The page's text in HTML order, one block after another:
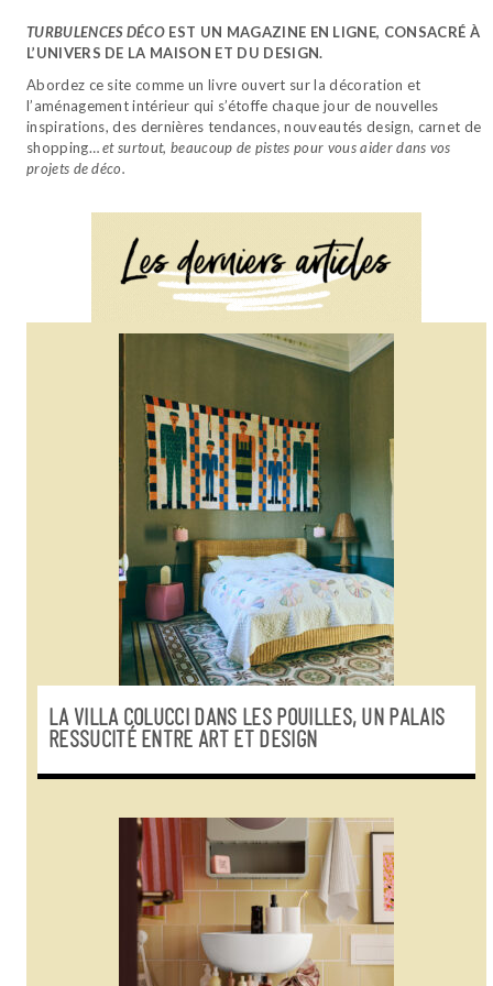
TURBULENCES DÉCO EST UN MAGAZINE EN LIGNE, CONSACRÉ À
L’UNIVERS DE LA MAISON ET DU DESIGN.
Abordez ce site comme un livre ouvert sur la décoration et
l’aménagement intérieur qui s’étoffe chaque jour de nouvelles
inspirations, des dernières tendances, nouveautés design, carnet de
shopping…et surtout, beaucoup de pistes pour vous aider dans vos
projets de déco.
LA VILLA COLUCCI DANS LES POUILLES, UN PALAIS
RESSUCITÉ ENTRE ART ET DESIGN